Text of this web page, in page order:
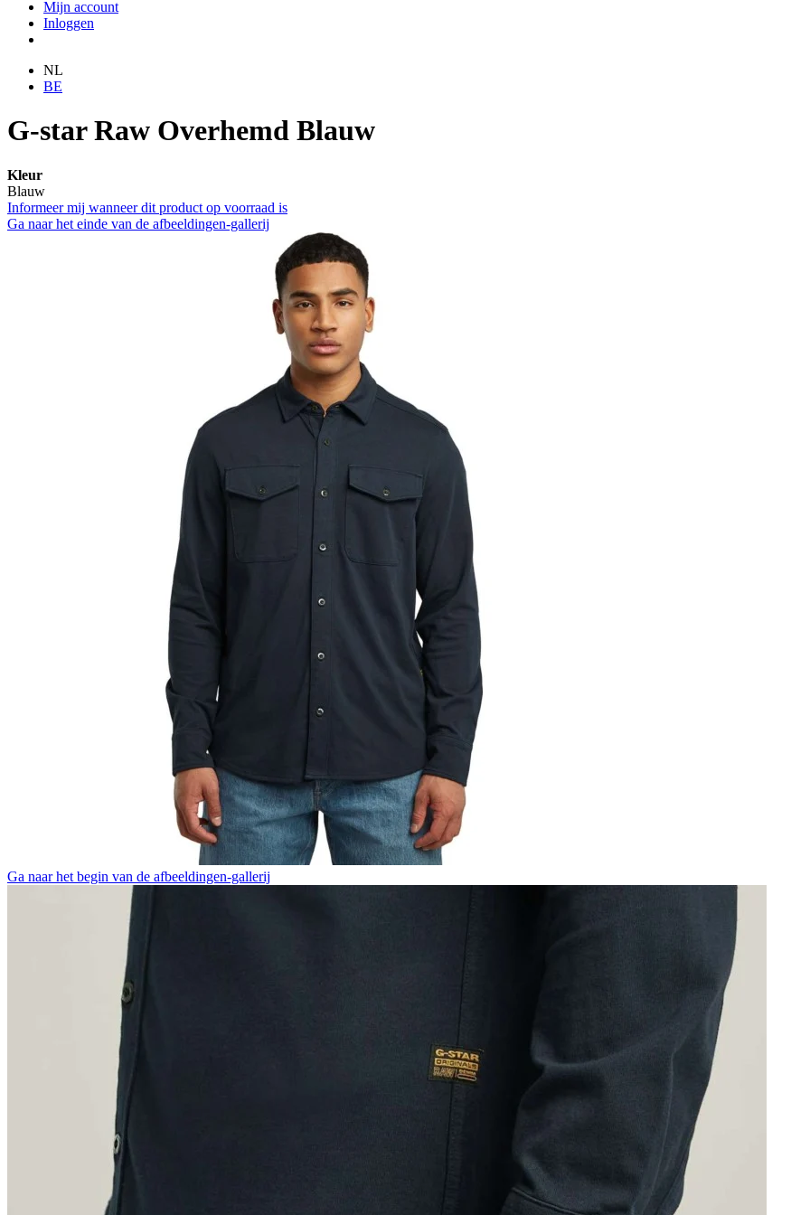
Mijn account
Inloggen
NL
BE
G-star Raw Overhemd Blauw
Kleur
Blauw
Informeer mij wanneer dit product op voorraad is
Ga naar het einde van de afbeeldingen-gallerij
Ga naar het begin van de afbeeldingen-gallerij